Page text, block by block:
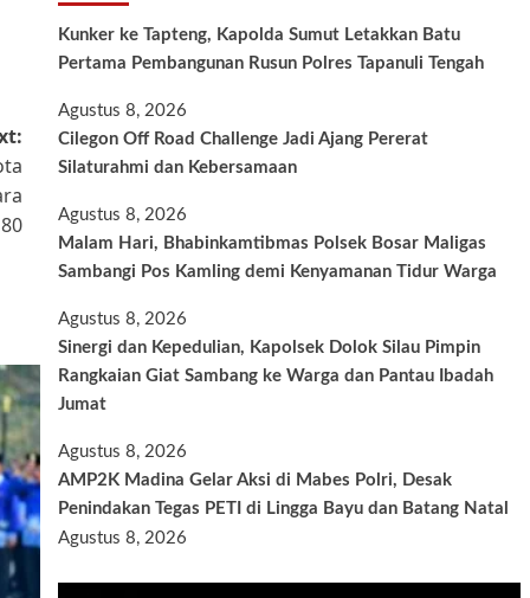
Kunker ke Tapteng, Kapolda Sumut Letakkan Batu
Pertama Pembangunan Rusun Polres Tapanuli Tengah
Agustus 8, 2026
Cilegon Off Road Challenge Jadi Ajang Pererat
Silaturahmi dan Kebersamaan
Agustus 8, 2026
Malam Hari, Bhabinkamtibmas Polsek Bosar Maligas
Sambangi Pos Kamling demi Kenyamanan Tidur Warga
Agustus 8, 2026
Sinergi dan Kepedulian, Kapolsek Dolok Silau Pimpin
Rangkaian Giat Sambang ke Warga dan Pantau Ibadah
Jumat
Agustus 8, 2026
AMP2K Madina Gelar Aksi di Mabes Polri, Desak
Penindakan Tegas PETI di Lingga Bayu dan Batang Natal
Agustus 8, 2026